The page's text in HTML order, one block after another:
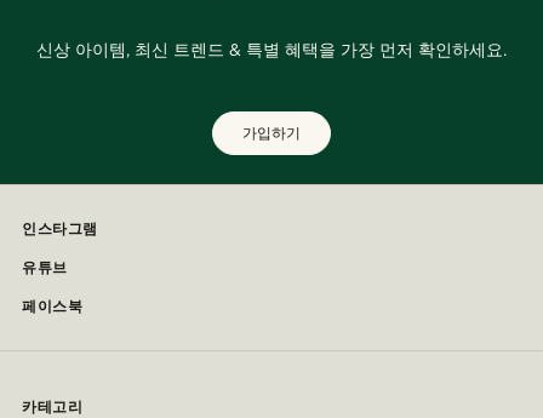
신상 아이템, 최신 트렌드 & 특별 혜택을 가장 먼저 확인하세요.
가입하기
인스타그램
유튜브
페이스북
카테고리